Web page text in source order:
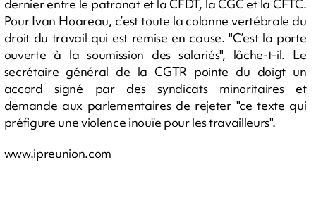
dernier entre le patronat et la CFDT, la CGC et la CFTC.
Pour Ivan Hoareau, c’est toute la colonne vertébrale du
droit du travail qui est remise en cause. "C’est la porte
ouverte à la soumission des salariés", lâche-t-il. Le
secrétaire général de la CGTR pointe du doigt un
accord signé par des syndicats minoritaires et
demande aux parlementaires de rejeter "ce texte qui
préfigure une violence inouïe pour les travailleurs".
www.ipreunion.com